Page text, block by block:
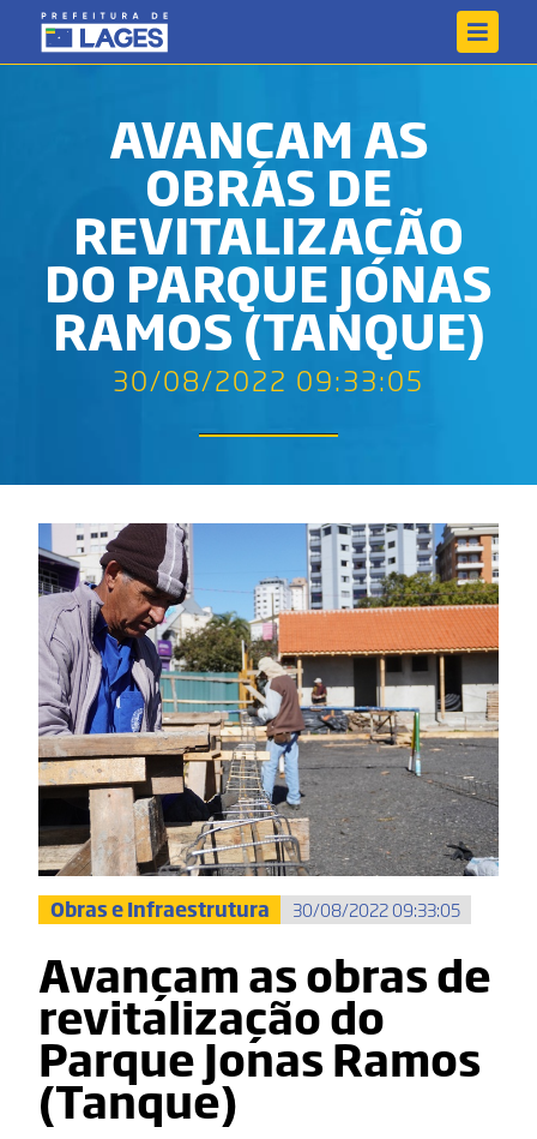
AVANÇAM AS
OBRAS DE
REVITALIZAÇÃO
DO PARQUE JONAS
RAMOS (TANQUE)
30/08/2022 09:33:05
Obras e Infraestrutura 30/08/2022 09:33:05
Avançam as obras de
revitalização do
Parque Jonas Ramos
(Tanque)